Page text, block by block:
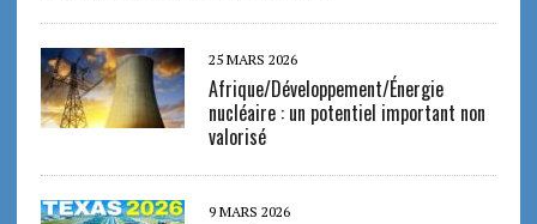
25 MARS 2026
Afrique/Développement/Énergie
nucléaire : un potentiel important non
valorisé
9 MARS 2026